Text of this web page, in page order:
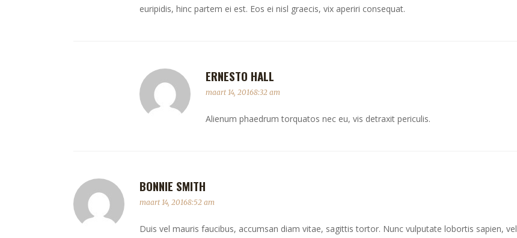
euripidis, hinc partem ei est. Eos ei nisl graecis, vix aperiri consequat.
ERNESTO HALL
maart 14, 20168:32 am
Alienum phaedrum torquatos nec eu, vis detraxit periculis.
BONNIE SMITH
maart 14, 20168:52 am
Duis vel mauris faucibus, accumsan diam vitae, sagittis tortor. Nunc vulputate lobortis sapien, vel